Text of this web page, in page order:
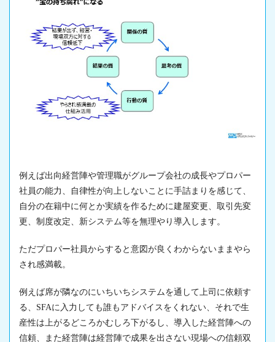
例えば出向経営陣や管理職がグループ会社の成長やプロパー
社員の能力、自律性が向上しないことに手詰まりを感じて、
自分の在籍中に何とか実績を作るために建屋変更、取引先変
更、制度改定、新システム等を無理やり導入します。
ただプロパー社員からすると意図が良くわからないままやら
され感満載。
例えば席が隣なのにいちいちシステムを通して上司に依頼す
る、SFAに入力しても誰もアドバイスをくれない、それで生
産性は上がるどころかむしろ下がるし、導入した経営陣への
信頼、また経営陣は経営陣で成果を出さない現場への信頼双